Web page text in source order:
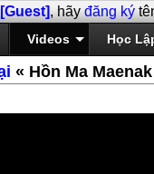
[Guest], hãyđăng ký
Videos Học
« Hồn Ma Maenak